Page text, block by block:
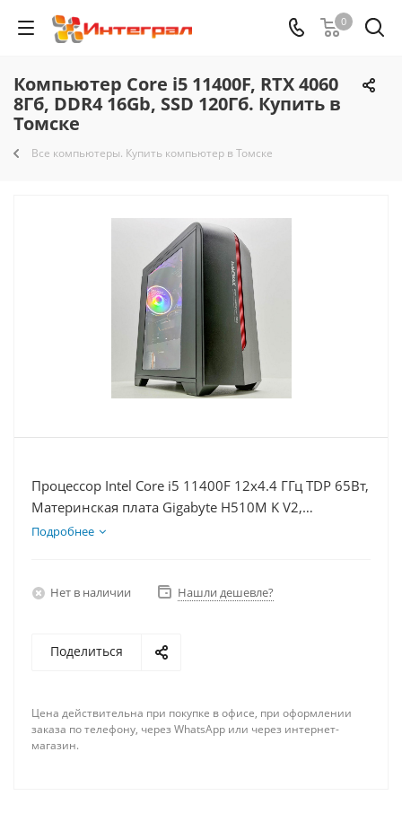
0
Компьютер Core i5 11400F, RTX 4060
8Гб, DDR4 16Gb, SSD 120Гб. Купить в
Томске
Все компьютеры. Купить компьютер в Томске
Процессор Intel Core i5 11400F 12x4.4 ГГц TDP 65Вт,
Материнская плата Gigabyte H510M K V2,
Видеокарта RTX 4060 8Гб, Память DDR4 16Gb,
Подробнее
Нет в наличии Нашли дешевле?
Поделиться
Цена действительна при покупке в офисе, при оформлении
заказа по телефону, через WhatsApp или через интернет-
магазин.